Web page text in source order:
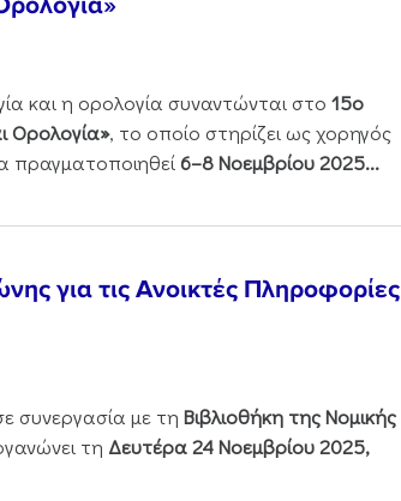
και η ορολογία συναντώνται στο 15ο
Ορολογία», το οποίο στηρίζει ως χορηγός
πραγματοποιηθεί 6–8 Νοεμβρίου 2025...
για τις Ανοικτές Πληροφορίες
συνεργασία με τη Βιβλιοθήκη της Νομικής
τη Δευτέρα 24 Νοεμβρίου 2025,